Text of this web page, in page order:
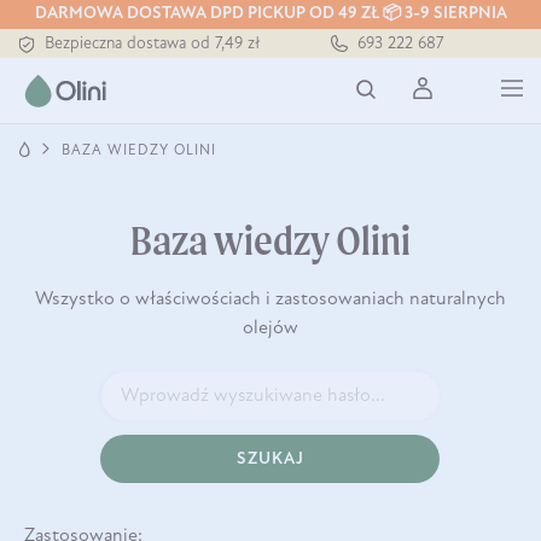
DARMOWA DOSTAWA DPD PICKUP OD 49 ZŁ 📦 3-9 SIERPNIA
Bezpieczna dostawa od 7,49 zł
Darmowa dostawa od 199 zł
Tłoczony zawsze na zimno
693 222 687
BAZA WIEDZY OLINI
Baza wiedzy Olini
Wszystko o właściwościach i zastosowaniach naturalnych
olejów
SZUKAJ
Zastosowanie: